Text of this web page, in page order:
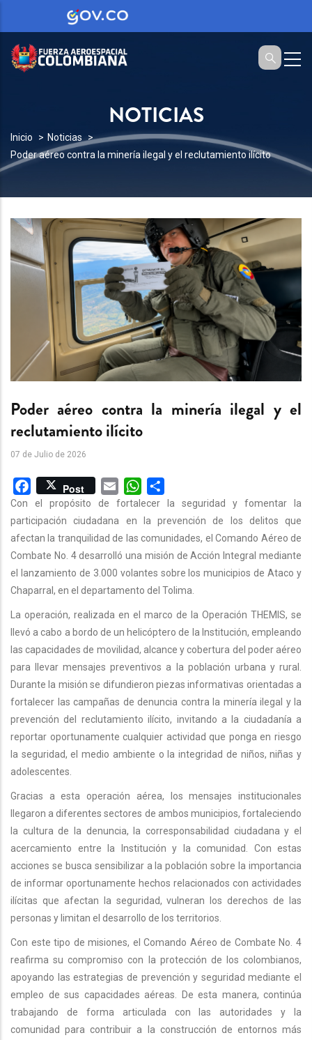
NOTICIAS
SOBRESCRIBIR
ENLACES
A
LA
NAVEGACIÓN
Inicio
Noticias
Poder aéreo contra la minería ilegal y el reclutamiento ilícito
Poder aéreo contra la minería ilegal y el
reclutamiento ilícito
07 de Julio de 2026
Facebook
Post Email WhatsApp
Con el propósito de fortalecer la seguridad y fomentar la
participación ciudadana en la prevención de los delitos que
afectan la tranquilidad de las comunidades, el Comando Aéreo de
Combate No. 4 desarrolló una misión de Acción Integral mediante
el lanzamiento de 3.000 volantes sobre los municipios de Ataco y
Chaparral, en el departamento del Tolima.
La operación, realizada en el marco de la Operación THEMIS, se
llevó a cabo a bordo de un helicóptero de la Institución, empleando
las capacidades de movilidad, alcance y cobertura del poder aéreo
para llevar mensajes preventivos a la población urbana y rural.
Durante la misión se difundieron piezas informativas orientadas a
fortalecer las campañas de denuncia contra la minería ilegal y la
prevención del reclutamiento ilícito, invitando a la ciudadanía a
reportar oportunamente cualquier actividad que ponga en riesgo
la seguridad, el medio ambiente o la integridad de niños, niñas y
adolescentes.
Gracias a esta operación aérea, los mensajes institucionales
llegaron a diferentes sectores de ambos municipios, fortaleciendo
la cultura de la denuncia, la corresponsabilidad ciudadana y el
acercamiento entre la Institución y la comunidad. Con estas
acciones se busca sensibilizar a la población sobre la importancia
de informar oportunamente hechos relacionados con actividades
ilícitas que afectan la seguridad, vulneran los derechos de las
personas y limitan el desarrollo de los territorios.
Con este tipo de misiones, el Comando Aéreo de Combate No. 4
reafirma su compromiso con la protección de los colombianos,
apoyando las estrategias de prevención y seguridad mediante el
empleo de sus capacidades aéreas. De esta manera, continúa
trabajando de forma articulada con las autoridades y la
comunidad para contribuir a la construcción de entornos más